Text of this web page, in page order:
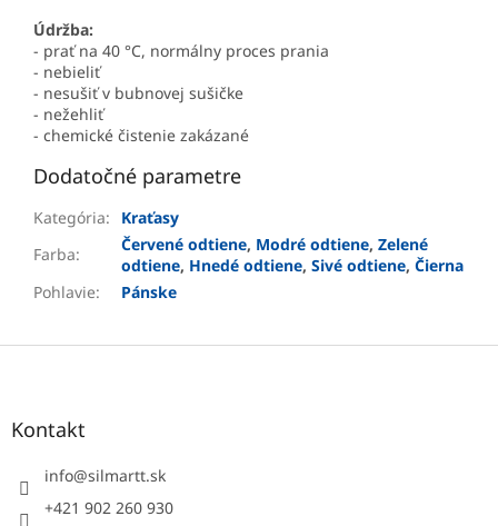
Údržba:
- prať na 40 °C, normálny proces prania
- nebieliť
- nesušiť v bubnovej sušičke
- nežehliť
- chemické čistenie zakázané
Dodatočné parametre
Kategória:
Kraťasy
Farba: Červené odtiene, Modré odtiene, Zelené
odtiene, Hnedé odtiene, Sivé odtiene, Čierna
Pohlavie: Pánske
Z
Kontakt
info@silmartt.sk
+421 902 260 930